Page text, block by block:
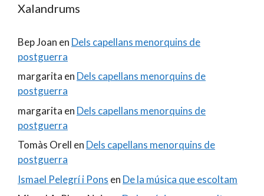
Xalandrums
Bep Joan en Dels capellans menorquins de
postguerra
margarita en Dels capellans menorquins de
postguerra
margarita en Dels capellans menorquins de
postguerra
Tomàs Orell en Dels capellans menorquins de
postguerra
Ismael Pelegrí i Pons en De la música que escoltam